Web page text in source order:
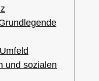
und sozialen